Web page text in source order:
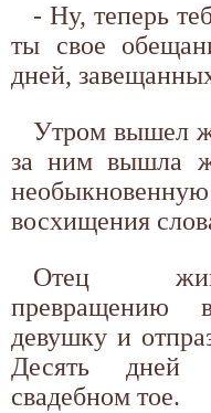
- Ну, теперь
ты свое
дней,
Утром вышел
за ним вышла
восхищения
Отец
превращению
девушку и
Десять дней
свадебном тое.